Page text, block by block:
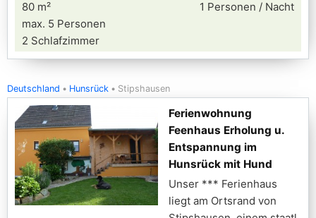
80 m²
max. 5 Personen
2 Schlafzimmer
1 Personen / Nacht
Deutschland Hunsrück Stipshausen
Ferienwohnung
Feenhaus Erholung u.
Entspannung im
Hunsrück mit Hund
Unser *** Ferienhaus
liegt am Ortsrand von